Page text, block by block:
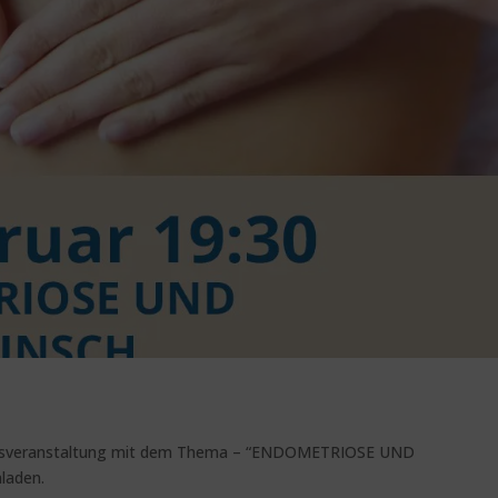
mit dem Thema – “ENDOMETRIOSE UND